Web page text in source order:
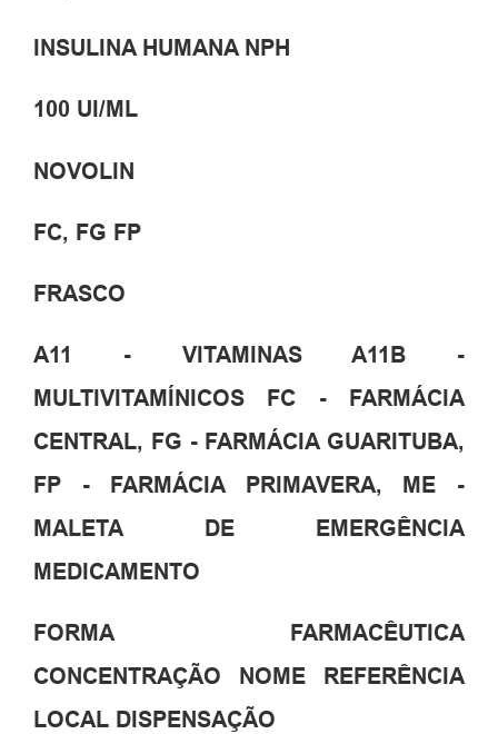
INSULINA HUMANA NPH
100 UI/ML
NOVOLIN
FC, FG FP
FRASCO
A11 - VITAMINAS A11B -
MULTIVITAMÍNICOS FC - FARMÁCIA
CENTRAL, FG - FARMÁCIA GUARITUBA,
FP - FARMÁCIA PRIMAVERA, ME -
MALETA DE EMERGÊNCIA
MEDICAMENTO
FORMA FARMACÊUTICA
CONCENTRAÇÃO NOME REFERÊNCIA
LOCAL DISPENSAÇÃO